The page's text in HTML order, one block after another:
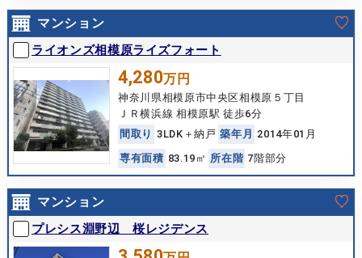
マンション
ライオンズ相模原ライズフォート
4,280万円
神奈川県相模原市中央区相模原５丁目
ＪＲ横浜線 相模原駅 徒歩6分
間 取 り 3LDK＋納戸 築年 月 2014年01月
専有面積 83.19㎡ 所在 階 7階部分
マンション
プレシス淵野辺 桜レジデンス